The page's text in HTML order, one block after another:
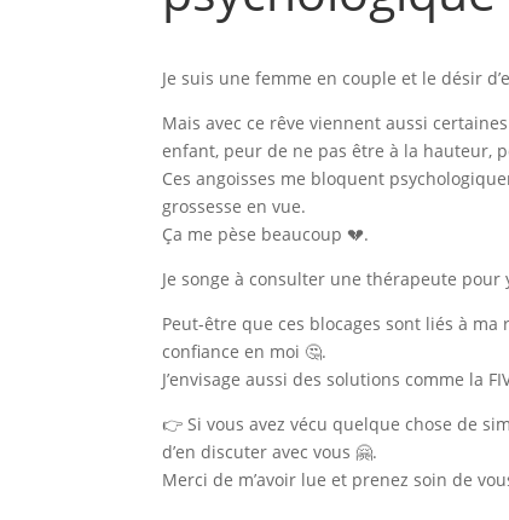
Je suis une femme en couple et le désir
Mais avec ce rêve viennent aussi
enfant, peur de ne pas être à la hauteur,
Ces angoisses me bloquent
grossesse en vue.
Ça me pèse beaucoup 💔.
Je songe à consulter une thérapeute pour
Peut-être que ces blocages sont liés à
confiance en moi 🤔.
J’envisage aussi des solutions comme la
👉 Si vous avez vécu quelque chose de
d’en discuter avec vous 🤗.
Merci de m’avoir lue et prenez soin de